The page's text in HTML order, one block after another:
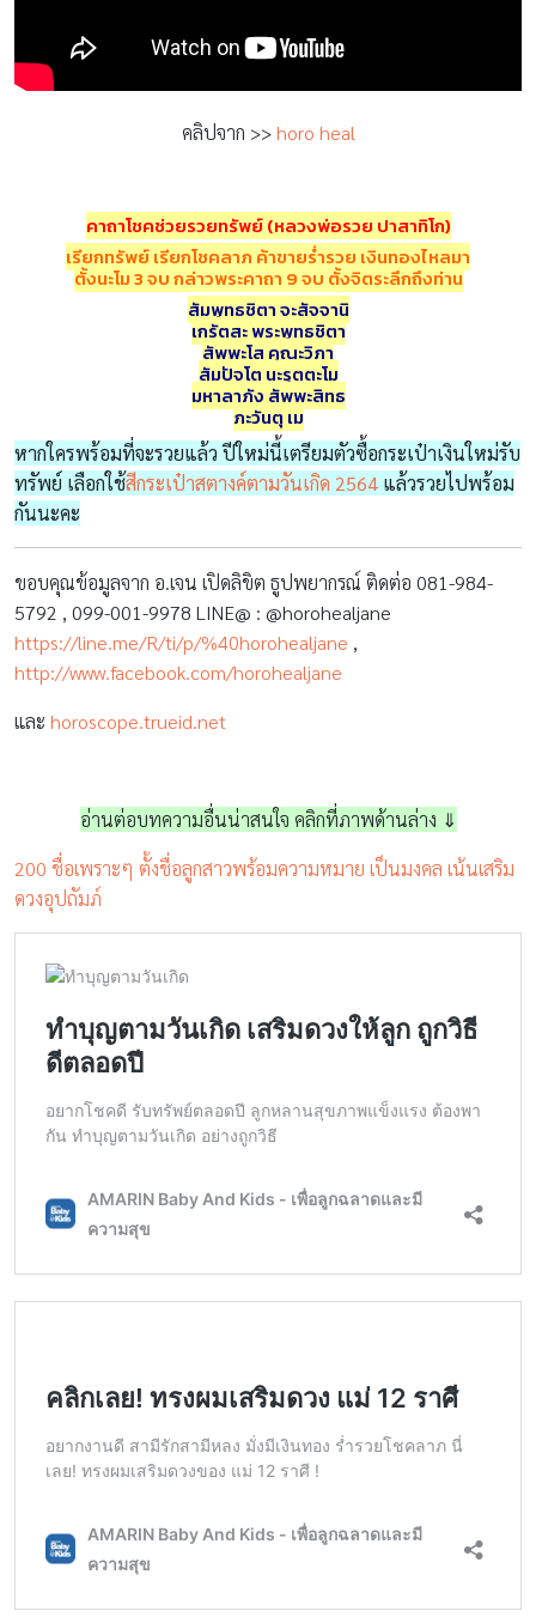
คลิปจาก >>horo heal
คาถาโชคช่วยรวยทรัพย์ (หลวงพ่อรวย ปาสาทิโก)
เรียกทรัพย์ เรียกโชคลาภ ค้าขายร่ำรวย เงินทองไหลมา
ตั้งนะโม 3 จบ กล่าวพระคาถา 9 จบ ตั้งจิตระลึกถึงท่าน
สัมพุทธชิตา จะสัจจานิ
เกรัตสะ พระพุทธชิตา
สัพพะโส คุณะวิภา
สัมปัจโต นะรุตตะโม
มหาลาภัง สัพพะสิทธ
ภะวันตุ เม
หากใครพร้อมที่จะรวยแล้ว ปีใหม่นี้เตรียมตัวซื้อกระเป๋าเงินใหม่รับ
ทรัพย์ เลือกใช้สีกระเป๋าสตางค์ตามวันเกิด 2564 แล้วรวยไปพร้อม
กันนะคะ
ขอบคุณข้อมูลจาก อ.เจน เปิดลิขิต ธูปพยากรณ์ ติดต่อ 081-984-
5792 , 099-001-9978 LINE@ : @horohealjane
https://line.me/R/ti/p/%40horohealjane ,
http://www.facebook.com/horohealjane
และ horoscope.trueid.net
อ่านต่อบทความอื่นน่าสนใจ คลิกที่ภาพด้านล่าง ⇓
200 ชื่อเพราะๆ ตั้งชื่อลูกสาวพร้อมความหมาย เป็นมงคล เน้นเสริม
ดวงอุปถัมภ์